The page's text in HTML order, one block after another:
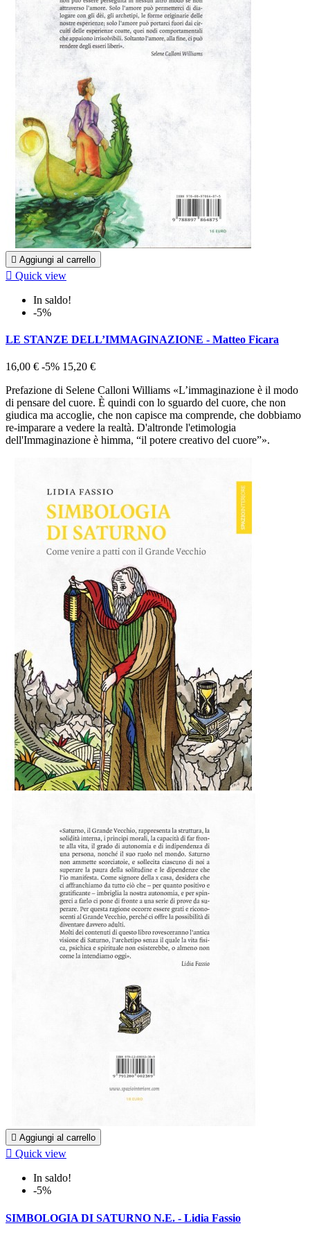
 Aggiungi al carrello
 Quick view
In saldo!
-5%
LE STANZE DELL’IMMAGINAZIONE - Matteo Ficara
16,00 € -5% 15,20 €
Prefazione di Selene Calloni Williams «L’immaginazione è il modo
di pensare del cuore. È quindi con lo sguardo del cuore, che non
giudica ma accoglie, che non capisce ma comprende, che dobbiamo
re-imparare a vedere la realtà. D'altronde l'etimologia
dell'Immaginazione è himma, “il potere creativo del cuore”».
 Aggiungi al carrello
 Quick view
In saldo!
-5%
SIMBOLOGIA DI SATURNO N.E. - Lidia Fassio